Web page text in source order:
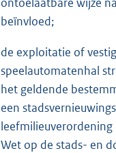
beïnvloed;
de exploitatie of
speelautomatenhal
het geldende
een
leefmilieuverordening
Wet op de stads- en